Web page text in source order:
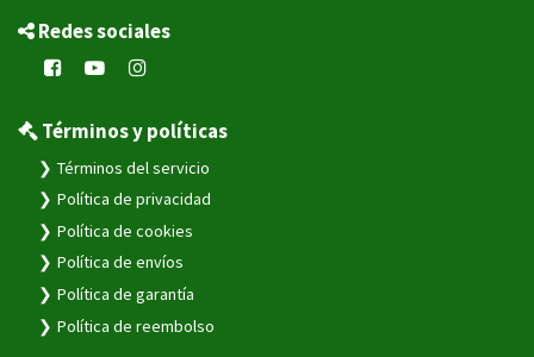
Redes sociales
Términos y políticas
Términos del servicio
Política de privacidad
Política de cookies
Política de envíos
Política de garantía
Política de reembolso